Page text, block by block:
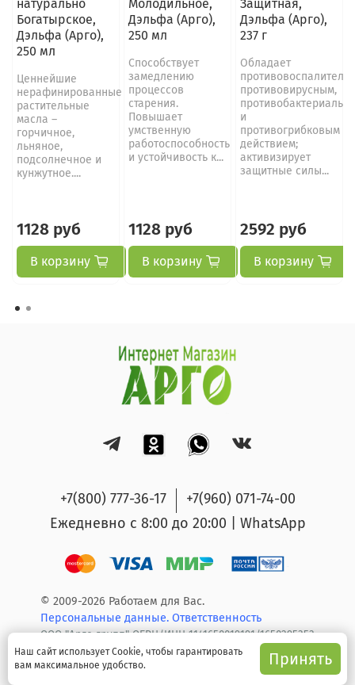
натурально
Богатырское,
Дэльфа (Арго),
250 мл
Ценнейшие
нерафинированные
растительные
масла –
горчичное,
льняное,
подсолнечное и
кунжутное....
1128 руб
В корзину
Молодильное,
Дэльфа (Арго),
250 мл
Способствует
замедлению
процессов
старения.
Повышает
умственную
работоспособность
и устойчивость к...
1128 руб
В корзину
Защитная,
Дэльфа (Арго),
237 г
Обладает
противовирусным,
и
противогрибковым
действием;
активизирует
защитные силы...
2592 руб
В корзину
+7(800) 777-36-17
+7(960) 071-74-00
Ежедневно с 8:00 до 20:00 | WhatsApp
© 2009-2026 Работаем для Вас.
Персональные данные. Ответственность
ООО "Арго групп" ОГРН/ИНН 1141650019191/1650295353
Наш сайт использует Cookie, чтобы гарантировать
вам максимальное удобство.
Принять